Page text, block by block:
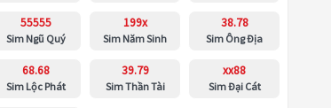
55555
Sim Ngũ Quý
199x
Sim Năm Sinh
38.78
Sim Ông Địa
68.68
Sim Lộc Phát
39.79
Sim Thần Tài
xx88
Sim Đại Cát